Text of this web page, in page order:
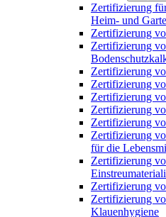
Zertifizierung
Heim- und
Zertifizierung
Zertifizierung
Zertifizierung
Zertifizierung
Zertifizierung
Zertifizierung
Zertifizierung
Zertifizierung
für die
Zertifizierung
Zertifizierung
Zertifizierung
Klauenhygiene